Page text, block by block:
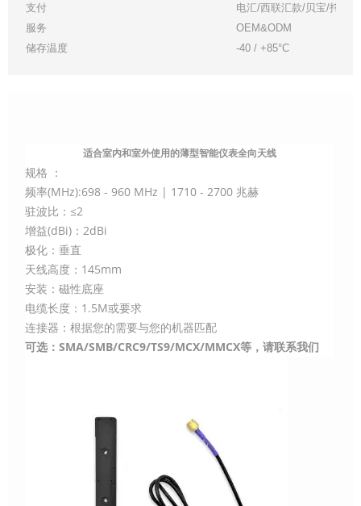
支付
电汇/西联汇款/贝宝/托管
服务
OEM&ODM
储存温度
-40 / +85°C
适合室内和室外使用的薄型智能仪表全向天线
规格 ：
频率(MHz):698 - 960 MHz | 1710 - 2700 兆赫
驻波比：≤2
增益(dBi)：2dBi
极化：垂直
天线高度：145mm
安装：磁性底座
电缆长度：1.5M或要求
连接器：根据您的需要与您的机器匹配
可选：SMA/SMB/CRC9/TS9/MCX/MMCX等，请联系我们